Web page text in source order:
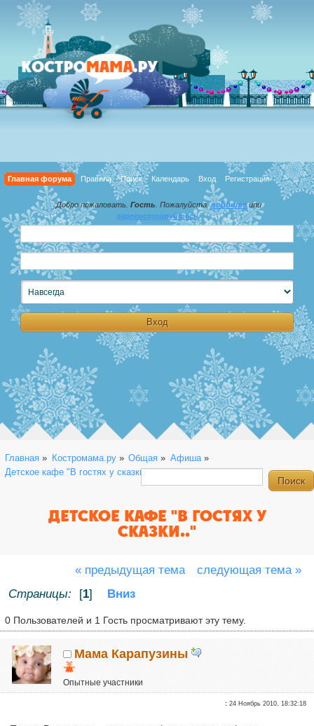
Главная форума Правила Поиск Календарь Вход Регистрация
Добро пожаловать, Гость . Пожалуйста,войдитеили
зарегистрируйтесь.
Главная » Костромама.ру» Общая » Афиша»
Детское кафе "В гостях у сказки.."
ДЕТСКОЕ КАФЕ "В ГОСТЯХ У
СКАЗКИ.."
« предыдущая тема
следующая тема »
Страницы:
[1] Вниз
0 Пользователей и 1 Гость просматривают эту тему.
Мама Карапузины
Опытные участники
:24 Ноябрь 2010, 18:32:18